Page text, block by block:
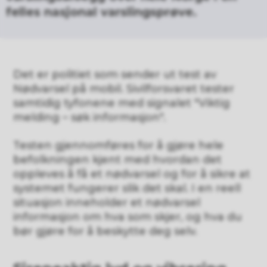
felles nasjonal varslingsprøve.
Det er politiet som sender ut test av
Nødvarsel på mobil. Sivilforsvaret tester
samtidig tyfonene med signalet "Viktig
melding – søk informasjon".
Testen gjennomføres for å gjøre hele
befolkningen kjent med hvordan det
oppleves å få et nødvarsel og for å sikre at
systemet fungerer slik det skal. I en reell
situasjon inneholder et nødvarsel
informasjon om hva som skjer, og hva du
bør gjøre for å beskytte deg selv.